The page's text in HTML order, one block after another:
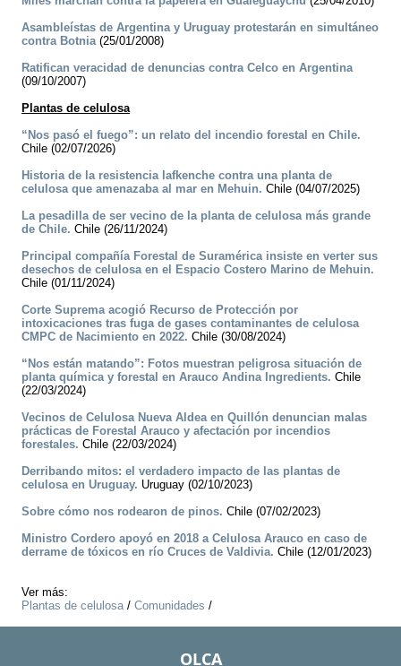
Asambleístas de Argentina y Uruguay protestarán en simultáneo
contra Botnia(25/01/2008)
Ratifican veracidad de denuncias contra Celco en Argentina
(09/10/2007)
Plantas de celulosa
“Nos pasó el fuego”: un relato del incendio forestal en Chile.
Chile (02/07/2026)
Historia de la resistencia lafkenche contra una planta de
celulosa que amenazaba al mar en Mehuin. Chile (04/07/2025)
La pesadilla de ser vecino de la planta de celulosa más grande
de Chile. Chile (26/11/2024)
Principal compañía Forestal de Suramérica insiste en verter sus
desechos de celulosa en el Espacio Costero Marino de Mehuin.
Chile (01/11/2024)
Corte Suprema acogió Recurso de Protección por
intoxicaciones tras fuga de gases contaminantes de celulosa
CMPC de Nacimiento en 2022. Chile (30/08/2024)
“Nos están matando”: Fotos muestran peligrosa situación de
planta química y forestal en Arauco Andina Ingredients. Chile
(22/03/2024)
Vecinos de Celulosa Nueva Aldea en Quillón denuncian malas
prácticas de Forestal Arauco y afectación por incendios
forestales. Chile (22/03/2024)
Derribando mitos: el verdadero impacto de las plantas de
celulosa en Uruguay. Uruguay (02/10/2023)
Sobre cómo nos rodearon de pinos. Chile (07/02/2023)
Ministro Cordero apoyó en 2018 a Celulosa Arauco en caso de
derrame de tóxicos en río Cruces de Valdivia. Chile (12/01/2023)
Ver más:
Plantas de celulosa/ Comunidades /
OLCA